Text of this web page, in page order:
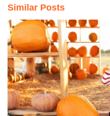
Similar Posts